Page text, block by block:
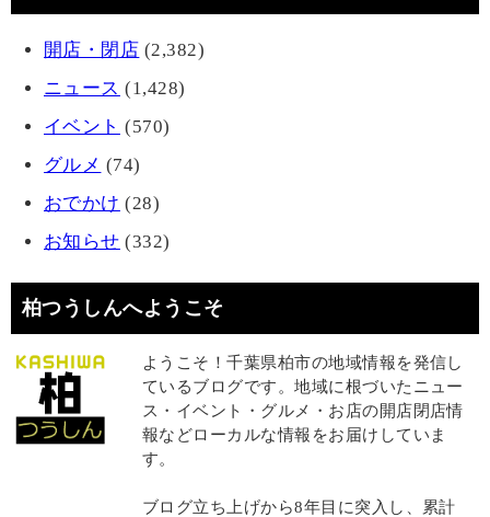
開店・閉店 (2,382)
ニュース (1,428)
イベント (570)
グルメ (74)
おでかけ (28)
お知らせ (332)
柏つうしんへようこそ
ようこそ！千葉県柏市の地域情報を発信し
ているブログです。地域に根づいたニュー
ス・イベント・グルメ・お店の開店閉店情
報などローカルな情報をお届けしていま
す。
ブログ立ち上げから8年目に突入し、累計